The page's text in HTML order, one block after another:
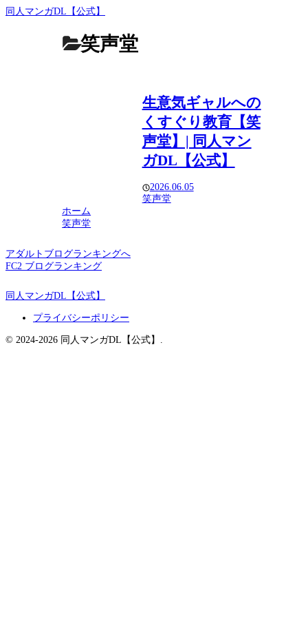
同人マンガDL【公式】
笑声堂
生意気ギャルへの
くすぐり教育【笑
声堂】| 同人マン
ガDL【公式】
2026.06.05
笑声堂
ホーム
笑声堂
アダルトブログランキングへ
FC2 ブログランキング
同人マンガDL【公式】
プライバシーポリシー
© 2024-2026 同人マンガDL【公式】.